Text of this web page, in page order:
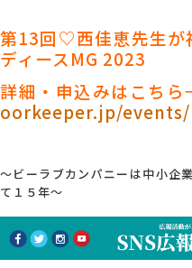
第13回♡西佳恵先生
ディースMG 2023
詳細・申込みはこち
oorkeeper.jp/events/
～ビーラブカンパニーは中小企
て１５年～